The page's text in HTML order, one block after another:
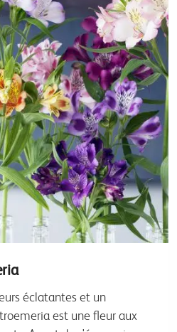
éclatantes et un
est une fleur aux